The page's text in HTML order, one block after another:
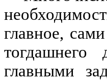
главное,
главными